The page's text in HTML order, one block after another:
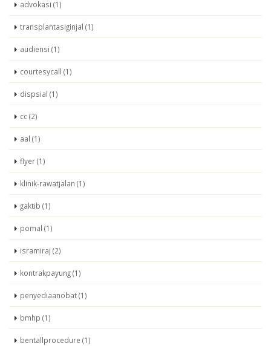
advokasi (1)
transplantasiginjal (1)
audiensi (1)
courtesycall (1)
dispsial (1)
cc (2)
aal (1)
flyer (1)
klinik-rawatjalan (1)
gaktib (1)
pomal (1)
isramiraj (2)
kontrakpayung (1)
penyediaanobat (1)
bmhp (1)
bentallprocedure (1)